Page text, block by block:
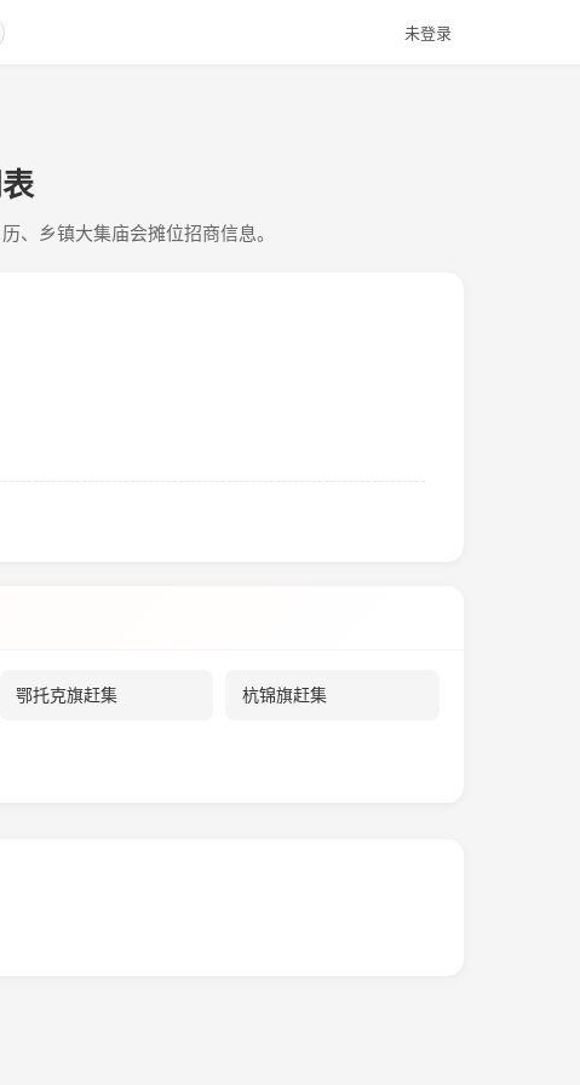
未登录
、乡镇大集庙会摊位招商信息。
鄂托克旗赶集 杭锦旗赶集